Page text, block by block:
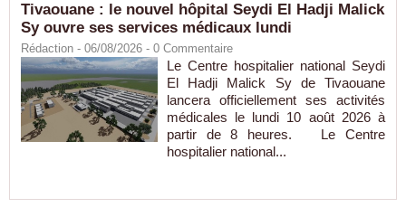
Tivaouane : le nouvel hôpital Seydi El Hadji Malick
Sy ouvre ses services médicaux lundi
Rédaction - 06/08/2026 - 0 Commentaire
Le Centre hospitalier national Seydi
El Hadji Malick Sy de Tivaouane
lancera officiellement ses activités
médicales le lundi 10 août 2026 à
partir de 8 heures. Le Centre
hospitalier national...